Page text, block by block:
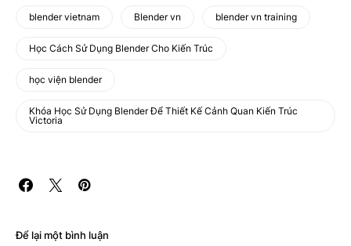
blender vietnam Blender vn blender vn training
Học Cách Sử Dụng Blender Cho Kiến Trúc
học viện blender
Khóa Học Sử Dụng Blender Để Thiết Kế Cảnh Quan Kiến Trúc
Victoria
Để lại một bình luận